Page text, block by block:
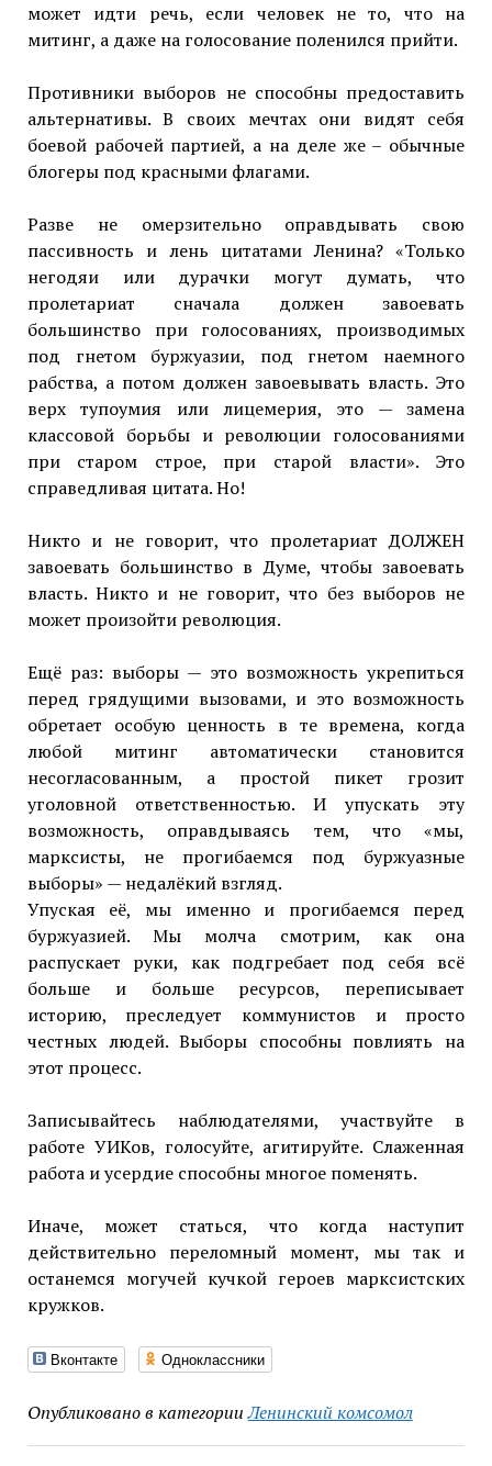
может идти речь, если человек не то, что на
митинг, а даже на голосование поленился прийти.
Противники выборов не способны предоставить
альтернативы. В своих мечтах они видят себя
боевой рабочей партией, а на деле же – обычные
блогеры под красными флагами.
Разве не омерзительно оправдывать свою
пассивность и лень цитатами Ленина? «Только
негодяи или дурачки могут думать, что
пролетариат сначала должен завоевать
большинство при голосованиях, производимых
под гнетом буржуазии, под гнетом наемного
рабства, а потом должен завоевывать власть. Это
верх тупоумия или лицемерия, это — замена
классовой борьбы и революции голосованиями
при старом строе, при старой власти». Это
справедливая цитата. Но!
Никто и не говорит, что пролетариат ДОЛЖЕН
завоевать большинство в Думе, чтобы завоевать
власть. Никто и не говорит, что без выборов не
может произойти революция.
Ещё раз: выборы — это возможность укрепиться
перед грядущими вызовами, и это возможность
обретает особую ценность в те времена, когда
любой митинг автоматически становится
несогласованным, а простой пикет грозит
уголовной ответственностью. И упускать эту
возможность, оправдываясь тем, что «мы,
марксисты, не прогибаемся под буржуазные
выборы» — недалёкий взгляд.
Упуская её, мы именно и прогибаемся перед
буржуазией. Мы молча смотрим, как она
распускает руки, как подгребает под себя всё
больше и больше ресурсов, переписывает
историю, преследует коммунистов и просто
честных людей. Выборы способны повлиять на
этот процесс.
Записывайтесь наблюдателями, участвуйте в
работе УИКов, голосуйте, агитируйте. Слаженная
работа и усердие способны многое поменять.
Иначе, может статься, что когда наступит
действительно переломный момент, мы так и
останемся могучей кучкой героев марксистских
кружков.
Вконтакте Одноклассники
Опубликовано в категории Ленинский комсомол